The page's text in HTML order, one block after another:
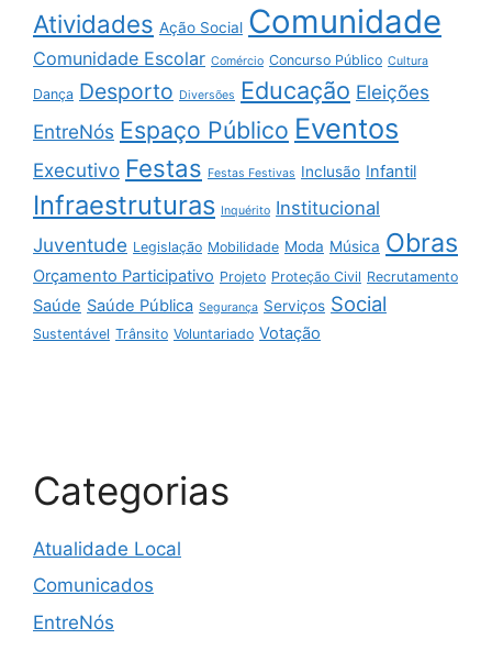
Atividades Ação Social Comunidade
Comunidade Escolar Comércio Concurso Público Cultura
Dança Desporto Diversões Educação Eleições
EntreNós Espaço Público Eventos
Executivo Festas Festas Festivas Inclusão Infantil
Infraestruturas Inquérito Institucional
Juventude Legislação Mobilidade Moda Música Obras
Orçamento Participativo Projeto Proteção Civil Recrutamento
Saúde Saúde Pública Segurança Serviços Social
Sustentável Trânsito Voluntariado Votação
Categorias
Atualidade Local
Comunicados
EntreNós